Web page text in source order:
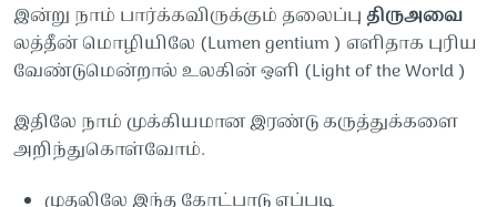
இன்று நாம் பார்க்கவிருக்கும்தலைப்புதிருஅவை
லத்தீன் மொழியிலே (Lumen gentium) எளிதாக புரிய
வேண்டுமென்றால்உலகின்ஒளி (Light of the World )
இதிலே நாம்முக்கியமானஇரண்டுகருத்துக்களை
அறிந்துகொள்வோம்.
முதலிலேஇந்த கோட்பாடுஎப்படி